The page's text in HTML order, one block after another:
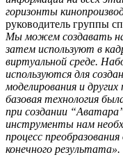
горизонты
руководитель группы
Мы можем создавать
затем используют в
виртуальной среде.
используются для
моделирования и
базовая технология
при создании
инструменты нам
процесс
конечного результата».